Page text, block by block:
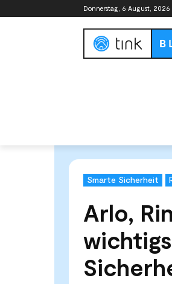
Donnerstag, 6 August, 2026
Smarte Sicherheit
Arlo,